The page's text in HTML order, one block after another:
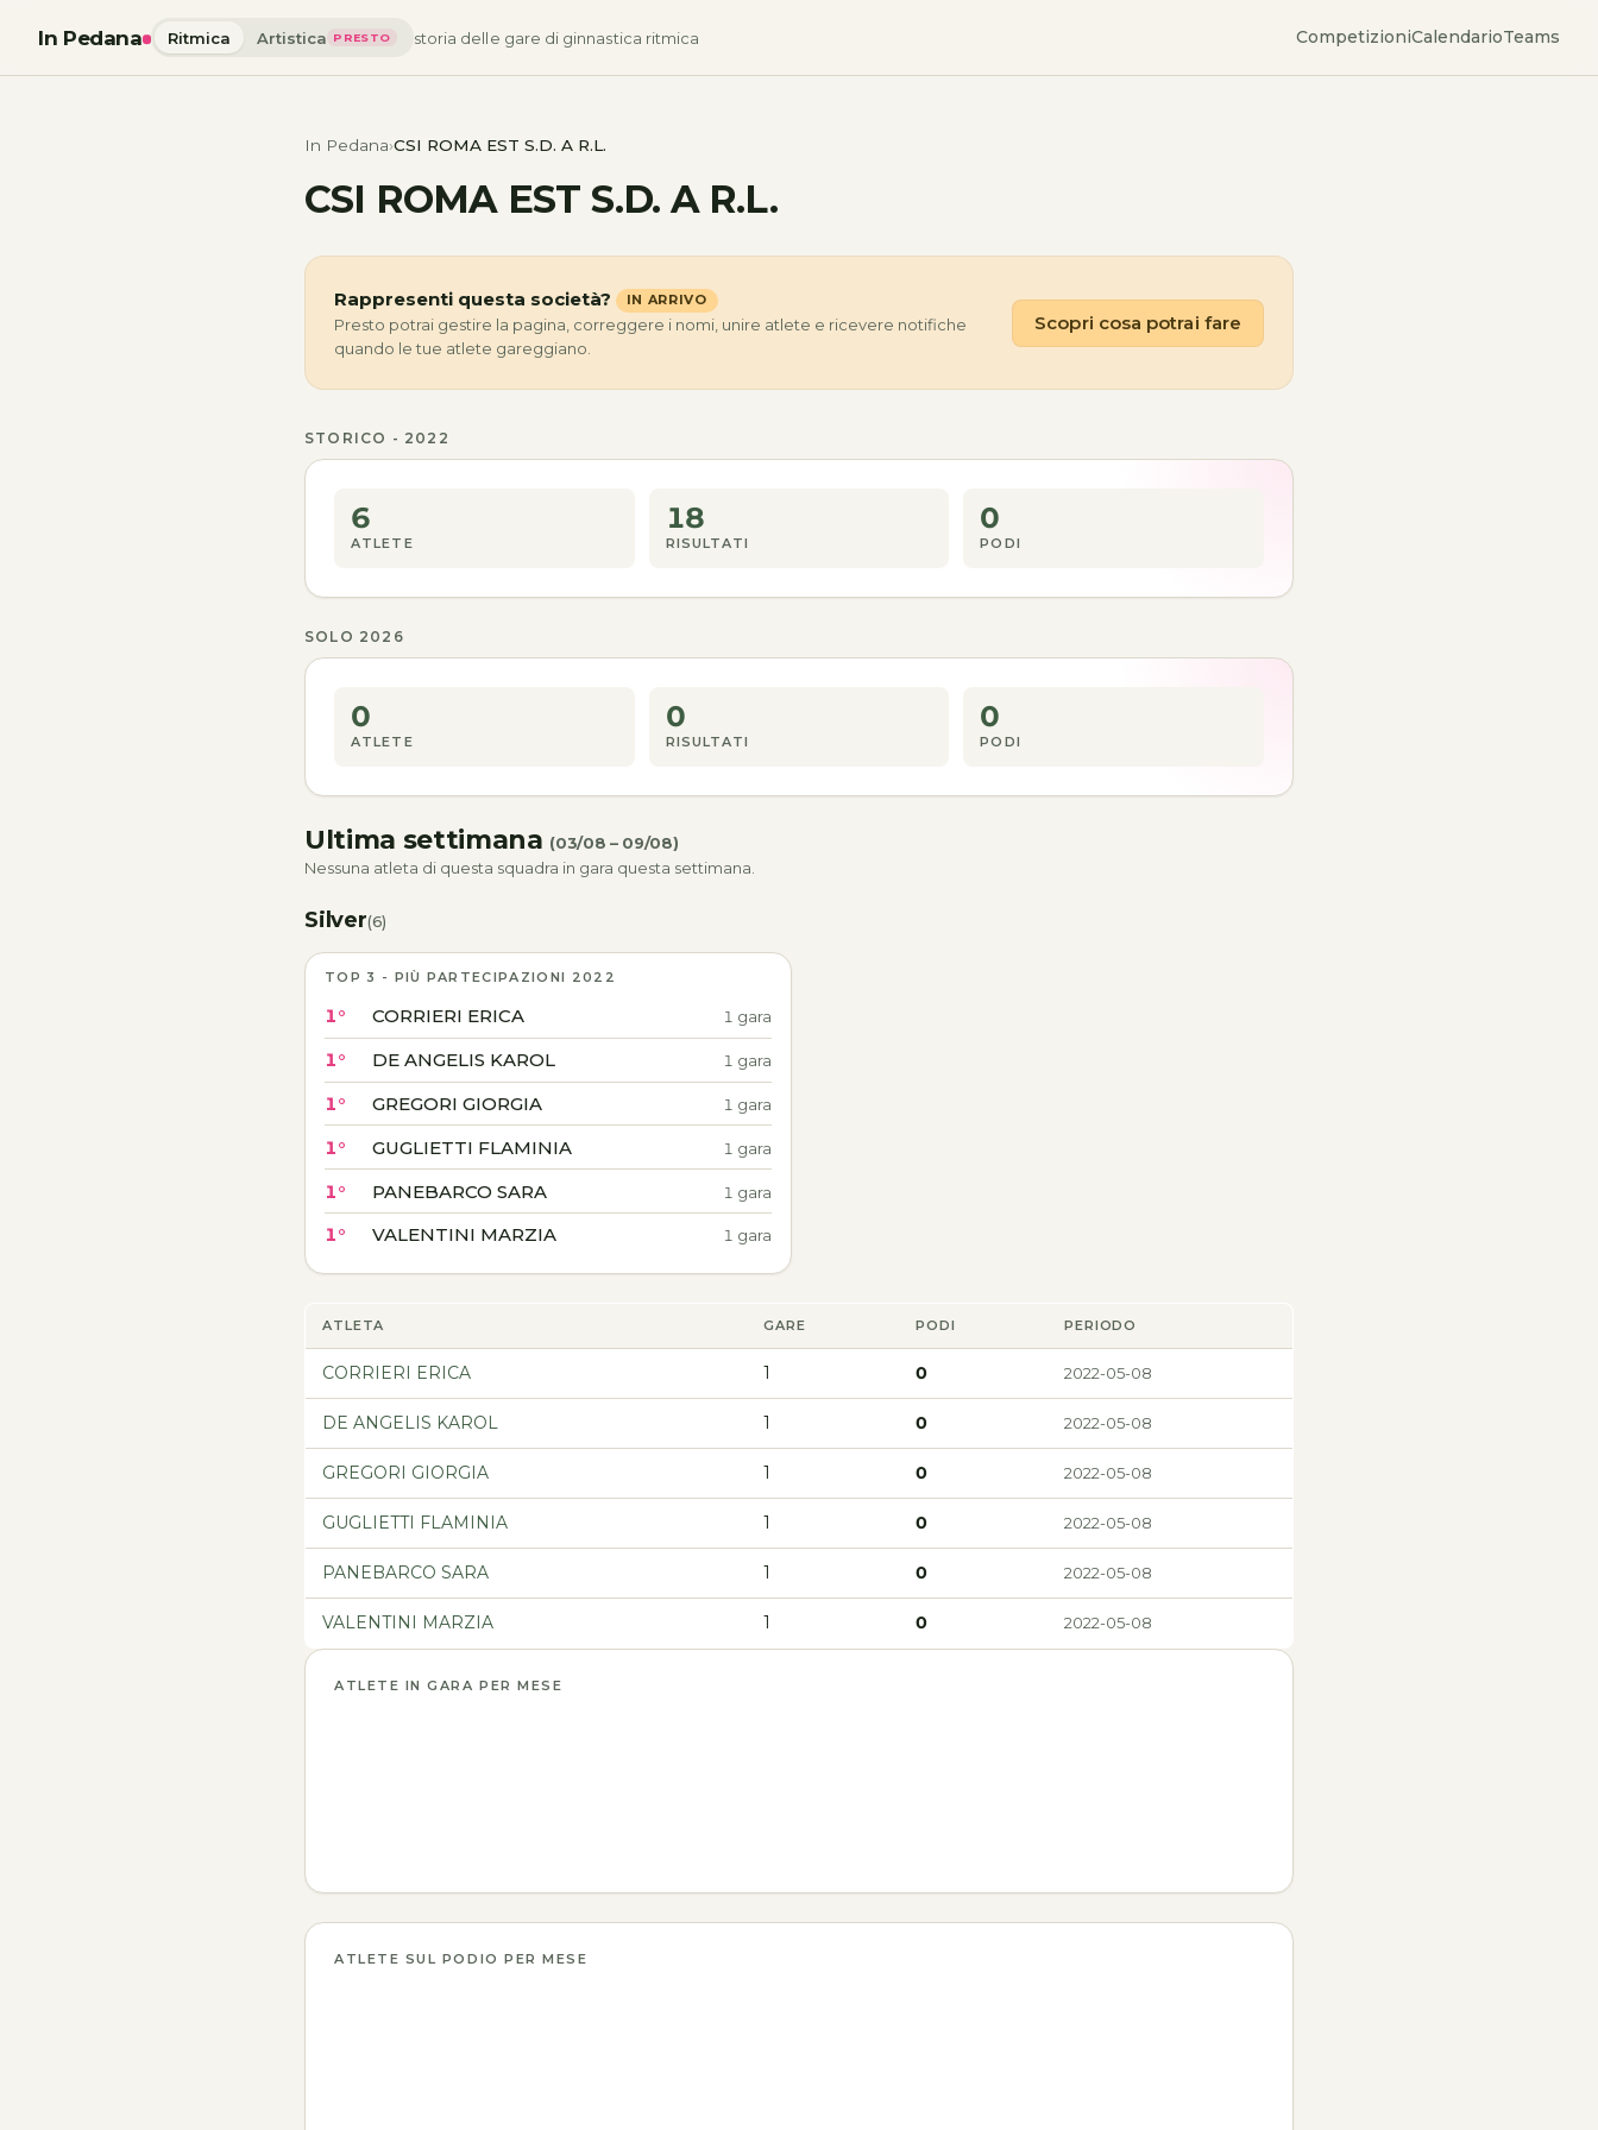
In Pedana Ritmica Artistica PRESTO storia delle gare di ginnastica ritmica CompetizioniCalendarioTeams
In Pedana CSI ROMA EST S.D. A R.L.
CSI ROMA EST S.D. A R.L.
Rappresenti questa società? IN ARRIVO
Presto potrai gestire la pagina, correggere i nomi, unire atlete e ricevere notifiche
quando le tue atlete gareggiano.
Scopri cosa potrai fare
STORICO - 2022
6
ATLETE
18
RISULTATI
0
PODI
SOLO 2026
0
ATLETE
0
RISULTATI
0
PODI
Ultima settimana (03/08 – 09/08)
Nessuna atleta di questa squadra in gara questa settimana.
Silver(6)
TOP 3 - PIÙ PARTECIPAZIONI 2022
1° CORRIERI ERICA 1 gara
1° DE ANGELIS KAROL 1 gara
1° GREGORI GIORGIA 1 gara
1° GUGLIETTI FLAMINIA 1 gara
1° PANEBARCO SARA 1 gara
1° VALENTINI MARZIA 1 gara
ATLETA GARE PODI PERIODO
CORRIERI ERICA 1 0 2022-05-08
DE ANGELIS KAROL 1 0 2022-05-08
GREGORI GIORGIA 1 0 2022-05-08
GUGLIETTI FLAMINIA 1 0 2022-05-08
PANEBARCO SARA 1 0 2022-05-08
VALENTINI MARZIA 1 0 2022-05-08
ATLETE IN GARA PER MESE
ATLETE SUL PODIO PER MESE